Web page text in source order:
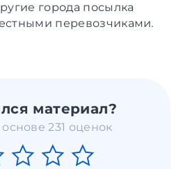
города посылка
перевозчиками.
материал?
231 оценок